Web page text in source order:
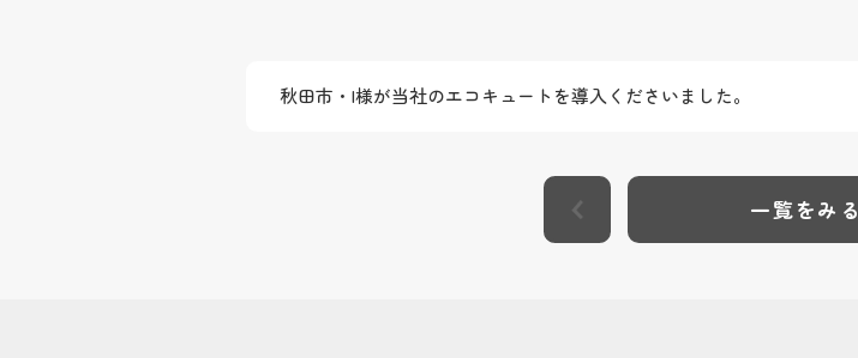
秋田市・I様が当社のエコキュートを導入くださいました。
一覧をみる